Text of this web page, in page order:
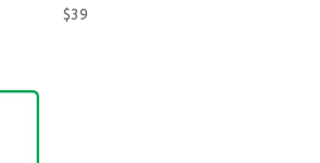
$39